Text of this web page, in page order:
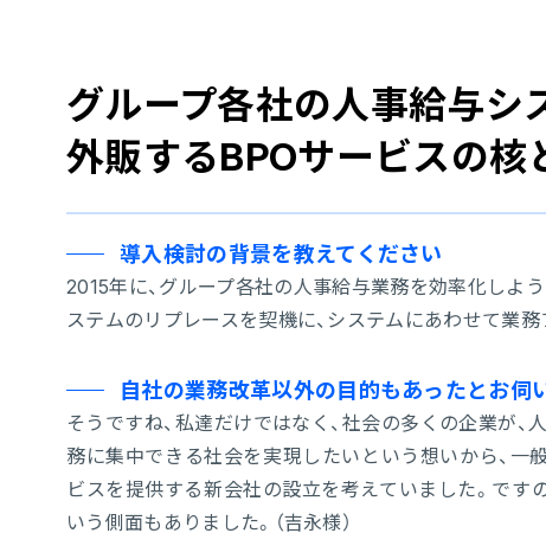
グループ各社の人事給与シ
外販するBPOサービスの核
導入検討の背景を教えてください
2015年に、グループ各社の人事給与業務を効率化しよ
ステムのリプレースを契機に、システムにあわせて業務
自社の業務改革以外の目的もあったとお伺
そうですね、私達だけではなく、社会の多くの企業が
務に集中できる社会を実現したいという想いから、一
ビスを提供する新会社の設立を考えていました。です
いう側面もありました。（吉永様）